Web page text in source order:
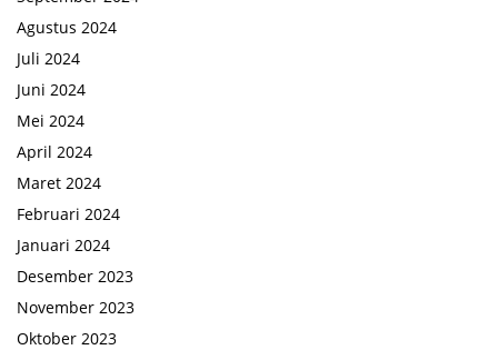
Agustus 2024
Juli 2024
Juni 2024
Mei 2024
April 2024
Maret 2024
Februari 2024
Januari 2024
Desember 2023
November 2023
Oktober 2023